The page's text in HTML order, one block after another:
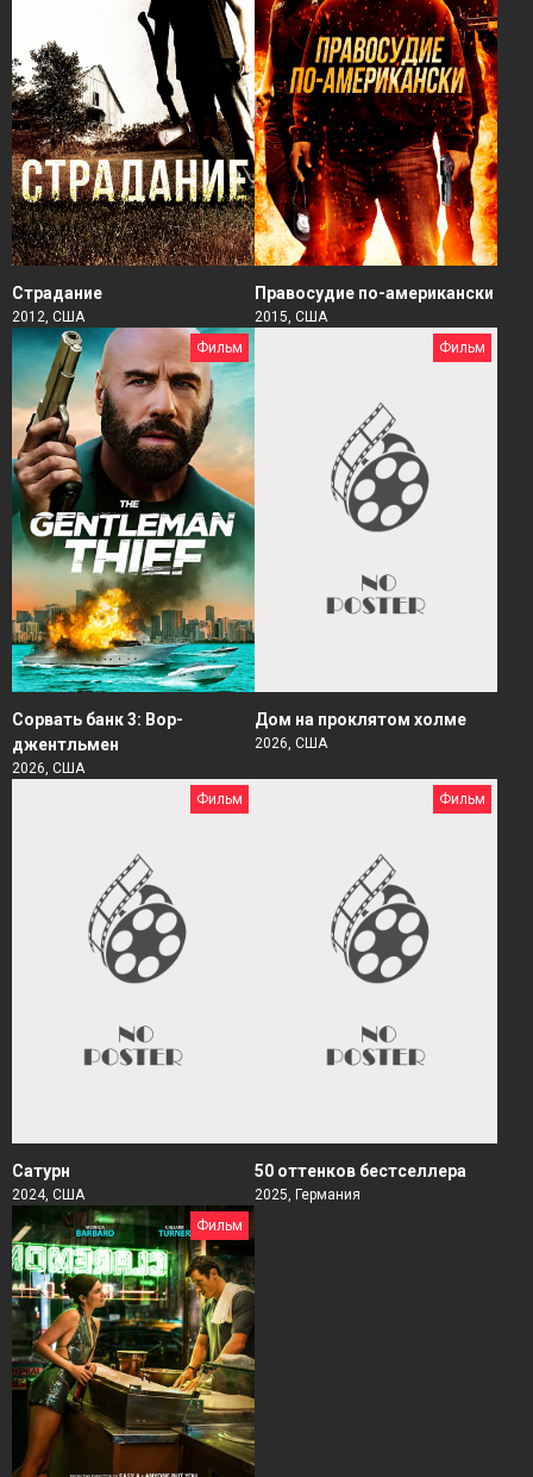
Страдание
2012, США
Правосудие по-американски
2015, США
Фильм
Сорвать банк 3: Вор-
джентльмен
2026, США
Фильм
Дом на проклятом холме
2026, США
Фильм
Сатурн
2024, США
Фильм
50 оттенков бестселлера
2025, Германия
Фильм